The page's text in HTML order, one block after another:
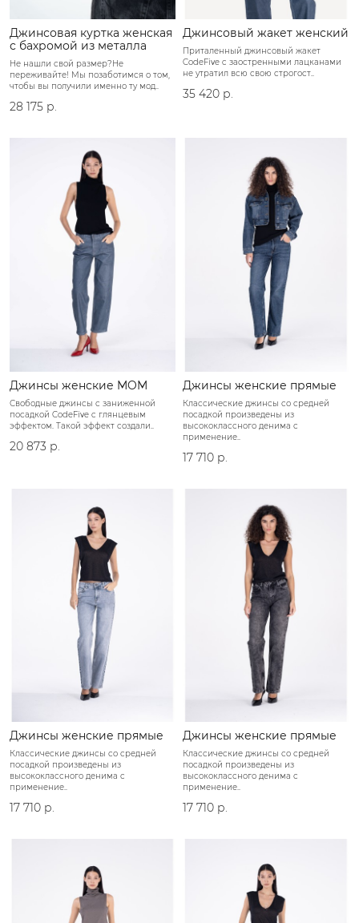
Джинсовая куртка женская
с бахромой из металла
Не нашли свой размер?Не
переживайте! Мы позаботимся о том,
чтобы вы получили именно ту мод..
28 175 р.
Джинсовый жакет женский
Приталенный джинсовый жакет
CodeFive c заостренными лацканами
не утратил всю свою строгост..
35 420 р.
Джинсы женские MOM
Свободные джинсы с заниженной
посадкой CodeFive c глянцевым
эффектом. Такой эффект создали..
20 873 р.
Джинсы женские прямые
Классические джинсы со средней
посадкой произведены из
высококлассного денима с
применение..
17 710 р.
Джинсы женские прямые
Классические джинсы со средней
посадкой произведены из
высококлассного денима с
применение..
17 710 р.
Джинсы женские прямые
Классические джинсы со средней
посадкой произведены из
высококлассного денима с
применение..
17 710 р.